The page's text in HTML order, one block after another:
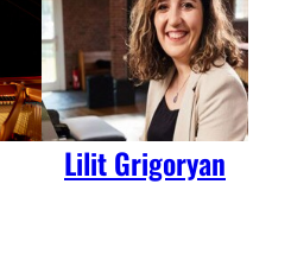
Lilit Grigoryan